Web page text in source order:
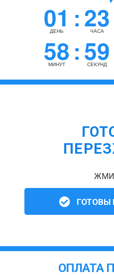
01:
ДЕНЬ ЧАСА
58:
МИНУТ 59
СЕКУНД
ГОТОВЫ
ОПЛАТА